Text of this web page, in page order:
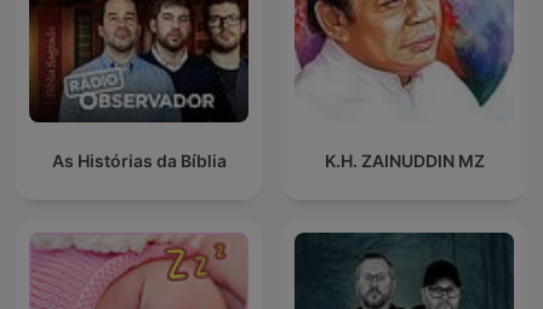
As Histórias da Bíblia K.H. ZAINUDDIN MZ